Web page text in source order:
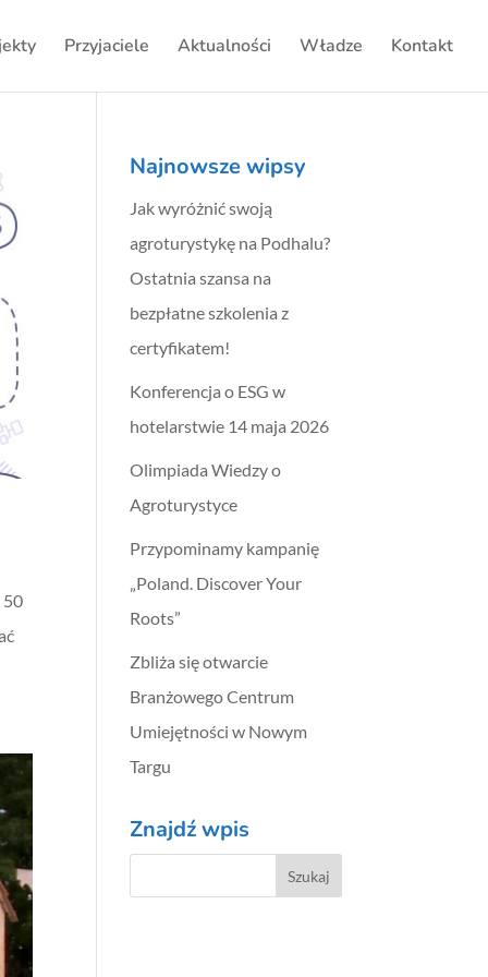
Przyjaciele Aktualności Władze Kontakt
50
Najnowsze wipsy
Jak wyróżnić swoją
agroturystykę na Podhalu?
Ostatnia szansa na
bezpłatne szkolenia z
certyfikatem!
Konferencja o ESG w
hotelarstwie 14 maja 2026
Olimpiada Wiedzy o
Agroturystyce
Przypominamy kampanię
„Poland. Discover Your
Roots”
Zbliża się otwarcie
Branżowego Centrum
Umiejętności w Nowym
Targu
Znajdź wpis